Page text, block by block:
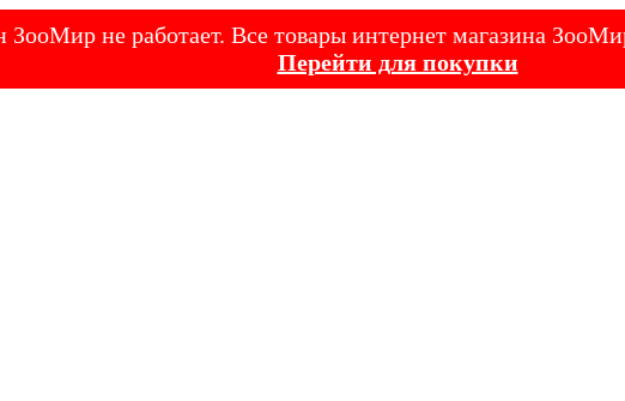
ЗооМир не работает. Все товары интернет магазина
Перейти для покупки